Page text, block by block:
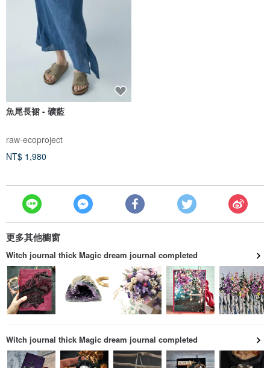
魚尾長裙 - 礦藍
raw-ecoproject
NT$ 1,980
更多其他櫥窗
Witch journal thick Magic dream journal completed
Witch journal thick Magic dream journal completed